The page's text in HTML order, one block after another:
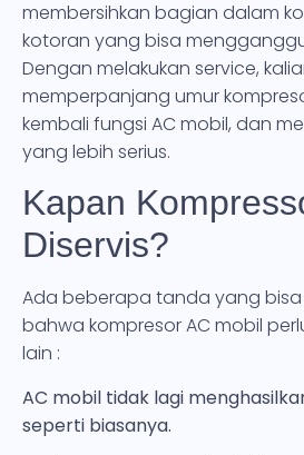
membersihkan bagian dalam
kotoran yang bisa
Dengan melakukan service,
memperpanjang umur
kembali fungsi AC mobil, dan
yang lebih serius.
Kapan
Diservis?
Ada beberapa tanda yang bisa
bahwa kompresor AC mobil
lain :
AC mobil tidak lagi
seperti biasanya.